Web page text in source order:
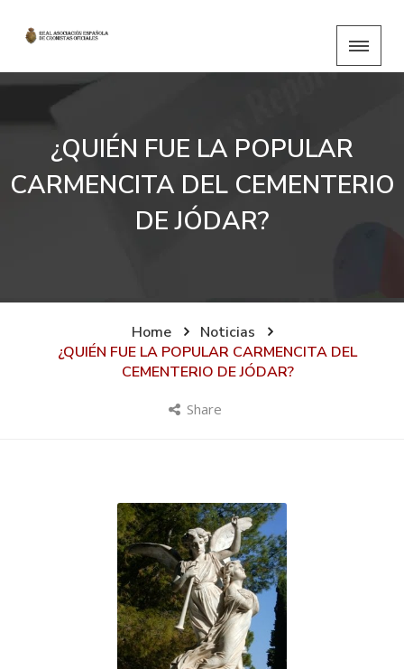
¿QUIÉN FUE LA POPULAR
CARMENCITA DEL CEMENTERIO
DE JÓDAR?
Home
Noticias
¿QUIÉN FUE LA POPULAR CARMENCITA DEL
CEMENTERIO DE JÓDAR?
Share